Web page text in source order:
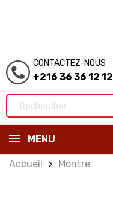
CONTACTEZ-NOUS
+216 36 36 12 12
MENU
Accueil Montre